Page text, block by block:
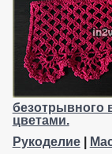
безотрывного
цветами.
Рукоделие|